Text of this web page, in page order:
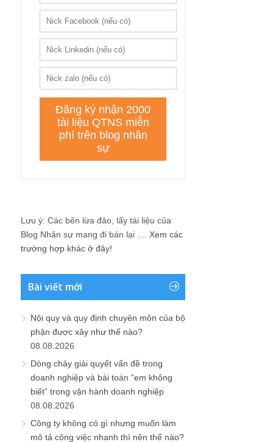
Lưu ý: Các bên lừa đảo, lấy tài liệu của
Blog Nhân sự mang đi bán lại .... Xem các
trường hợp khác ở đây!
Bài viết mới
Nội quy và quy định chuyên môn của bộ
phận được xây như thế nào?
08.08.2026
Dòng chảy giải quyết vấn đề trong
doanh nghiệp và bài toán “em không
biết” trong vận hành doanh nghiệp
08.08.2026
Công ty không có gì nhưng muốn làm
mô tả công việc nhanh thì nên thế nào?